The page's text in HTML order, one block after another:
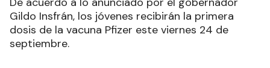
Gildo Insfrán, los jóvenes recibirán la primera
dosis de la vacuna Pfizer este viernes 24 de
septiembre.